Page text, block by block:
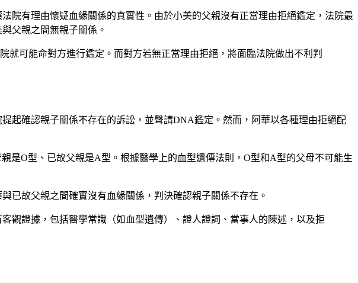
院有理由懷疑血緣關係的真實性。由於小美的父親沒有正當理由拒絕鑑定，法院最
父親之間無親子關係。
可能命對方進行鑑定。而對方若無正當理由拒絕，將面臨法院做出不利判
起確認親子關係不存在的訴訟，並聲請DNA鑑定。然而，阿華以各種理由拒絕配
是O型、已故父親是A型。根據醫學上的血型遺傳法則，O型和A型的父母不可能生
已故父親之間確實沒有血緣關係，判決確認親子關係不存在。
觀證據，包括醫學常識（如血型遺傳）、證人證詞、當事人的陳述，以及拒